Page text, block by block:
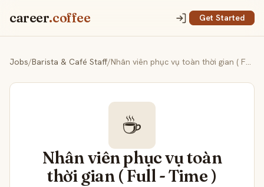
career.coffee Get Started
Jobs/Barista & Café Staff/ Nhân viên phục vụ toàn thời gian ( Full - Time )
☕
Nhân viên phục vụ toàn
thời gian ( Full - Time )